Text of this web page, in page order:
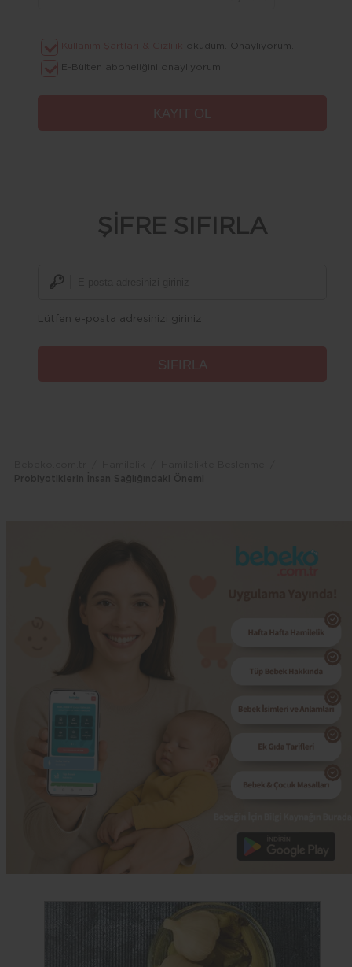
okudum. Onaylıyorum.
E-Bülten aboneliğini onaylıyorum.
ŞİFRE SIFIRLA
Lütfen e-posta adresinizi giriniz